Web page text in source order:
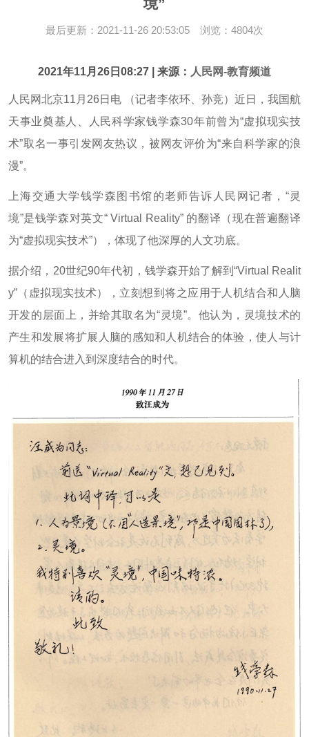
境”
最后更新：2021-11-26 20:53:05 浏览：4804次
2021年11月26日08:27 | 来源： 人民网-教育频道
人民网北京11月26日电 （记者李依环、孙竞）近日，我国航
天事业奠基人、人民科学家钱学森30年前曾为“虚拟现实技
术”取名一事引发网友热议，被网友评价为“来自科学家的浪
漫”。
上海交通大学钱学森图书馆的老师告诉人民网记者，“灵
境”是钱学森对英文“ Virtual Reality” 的翻译（现在普遍翻译
为“虚拟现实技术”），体现了他深厚的人文功底。
据介绍，20世纪90年代初，钱学森开始了解到“Virtual Realit
y”（虚拟现实技术），立刻想到将之应用于人机结合和人脑
开发的层面上，并给其取名为“灵境”。他认为，灵境技术的
产生和发展将扩展人脑的感知和人机结合的体验，使人与计
算机的结合进入到深度结合的时代。